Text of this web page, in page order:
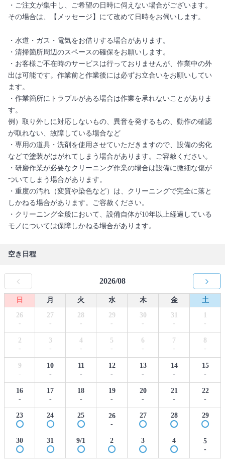
・ご注文が集中し、ご希望の日時に伺えない場合がございます。
その場合は、【メッセージ】にて改めて日時をお伺いします。
・水道・ガス・電気をお借りする場合があります。
・清掃箇所周辺のスペースの確保をお願いします。
・お客様ご不在時のサービスは行っておりませんが、作業中の外
出は可能です。作業前と作業後には必ずお立合いをお願いしてい
ます。
・作業箇所にトラブルがある場合は作業を承れないことがありま
す。
例）取り外しに対応しないもの、異音を発するもの、動作の確認
が取れない、故障している場合など
・専用の道具・洗剤を使用させていただきますので、設備の劣化
などで塗装がはがれてしまう場合があります。ご容赦ください。
・研磨作業が必要なクリーニング作業の場合は設備に微細な傷が
ついてしまう場合があります。
・重度の汚れ（変質や染色など）は、クリーニングで完全に落と
しかねる場合があります。ご容赦ください。
・クリーニング全般において、設備自体が10年以上経過している
モノについては保障しかねる場合があります。
空き日程
2026/08
日 月 火 水 木 金
土
26
-
27
-
28
-
29
-
30
-
31
-
1
-
2
-
3
-
4
-
5
-
6
-
7
-
8
-
9
-
10
-
11
-
12
-
13
-
14
-
15
-
16
-
17
-
18
-
19
-
20
-
21
-
22
-
23 24 25
26
-
27 28 29
30 31 9/1 2 3 4
5
-